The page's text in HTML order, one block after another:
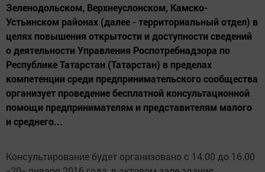
Зеленодольском, Верхнеуслонском, Камско-
Устьинском районах (далее - территориальный отдел) в
целях повышения открытости и доступности сведений
о деятельности Управления Роспотребнадзора по
Республике Татарстан (Татарстан) в пределах
компетенции среди предпринимательского сообщества
организует проведение бесплатной консультационной
помощи предпринимателям и представителям малого
и среднего...
Консультирование будет организовано с 14.00 до 16.00